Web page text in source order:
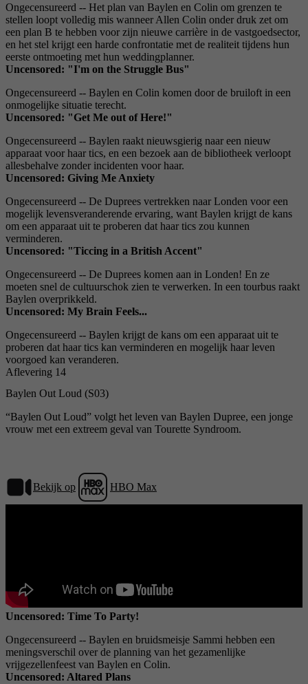
Ongecensureerd -- Het plan van Baylen en Colin om grenzen te
stellen loopt volledig mis wanneer Allen Colin onder druk zet om
een ​​plan B te hebben voor zijn nieuwe carrière in de vastgoedsector,
en het stel krijgt een harde confrontatie met de realiteit tijdens hun
eerste ontmoeting met hun weddingplanner.
Uncensored: "I'm on the Struggle Bus"
Ongecensureerd -- Baylen en Colin komen door de bruiloft in een
onmogelijke situatie terecht.
Uncensored: "Get Me out of Here!"
Ongecensureerd -- Baylen raakt nieuwsgierig naar een nieuw
apparaat voor haar tics, en een bezoek aan de bibliotheek verloopt
allesbehalve zonder incidenten voor haar.
Uncensored: Giving Me Anxiety
Ongecensureerd -- De Duprees vertrekken naar Londen voor een
mogelijk levensveranderende ervaring, want Baylen krijgt de kans
om een ​​apparaat uit te proberen dat haar tics zou kunnen
verminderen.
Uncensored: "Ticcing in a British Accent"
Ongecensureerd -- De Duprees komen aan in Londen! En ze
moeten snel de cultuurschok zien te verwerken. In een tourbus raakt
Baylen overprikkeld.
Uncensored: My Brain Feels...
Ongecensureerd -- Baylen krijgt de kans om een ​​apparaat uit te
proberen dat haar tics kan verminderen en mogelijk haar leven
voorgoed kan veranderen.
Aflevering 14
Baylen Out Loud (S03)
“Baylen Out Loud” volgt het leven van Baylen Dupree, een jonge
vrouw met een extreem geval van Tourette Syndroom.
Bekijk op HBO Max
Uncensored: Time To Party!
Ongecensureerd -- Baylen en bruidsmeisje Sammi hebben een
meningsverschil over de planning van het gezamenlijke
vrijgezellenfeest van Baylen en Colin.
Uncensored: Altared Plans